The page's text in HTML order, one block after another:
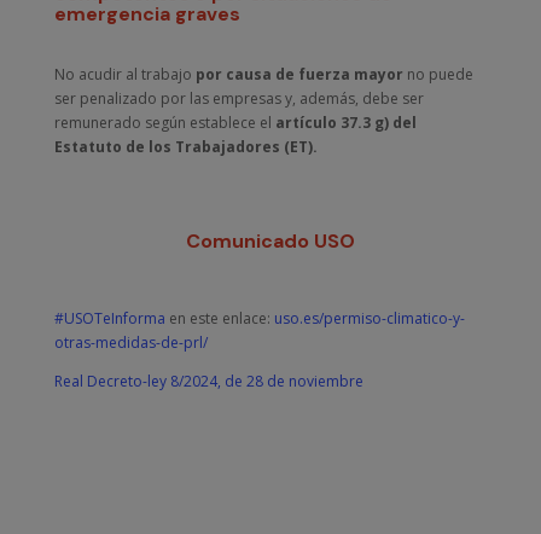
emergencia graves
No acudir al trabajo por causa de fuerza mayor no puede
ser penalizado por las empresas y, además, debe ser
remunerado según establece el artículo 37.3 g) del
Estatuto de los Trabajadores (ET).
Comunicado USO
#USOTeInforma en este enlace: uso.es/permiso-climatico-y-
otras-medidas-de-prl/
Real Decreto-ley 8/2024, de 28 de noviembre